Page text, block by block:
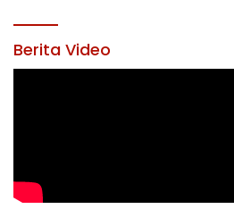
Berita Video